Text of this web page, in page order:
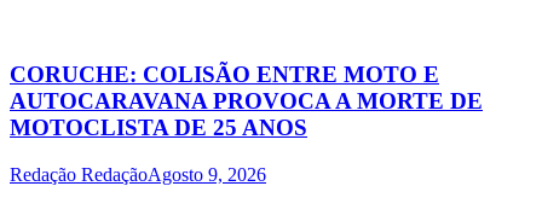
CORUCHE: COLISÃO ENTRE MOTO E
AUTOCARAVANA PROVOCA A MORTE DE
MOTOCLISTA DE 25 ANOS
Redação RedaçãoAgosto 9, 2026